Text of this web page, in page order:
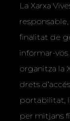
La Xarxa
finalitat de
informar-
organitza la
drets
portabilitat,
per mitjans